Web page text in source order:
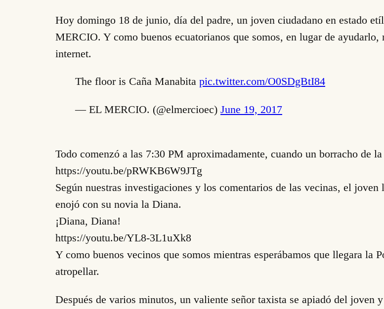
Hoy domingo 18 de junio, día del padre, un joven ciudadano en estado
MERCIO. Y como buenos ecuatorianos que somos, en lugar de
internet.
The floor is Caña Manabita pic.twitter.com/O0SDgBtI84
— EL MERCIO. (@elmercioec) June 19, 2017
Todo comenzó a las 7:30 PM aproximadamente, cuando un borracho de
https://youtu.be/pRWKB6W9JTg
Según nuestras investigaciones y los comentarios de las vecinas, el
enojó con su novia la Diana.
¡Diana, Diana!
https://youtu.be/YL8-3L1uXk8
Y como buenos vecinos que somos mientras esperábamos que llegara la
atropellar.
Después de varios minutos, un valiente señor taxista se apiadó del joven